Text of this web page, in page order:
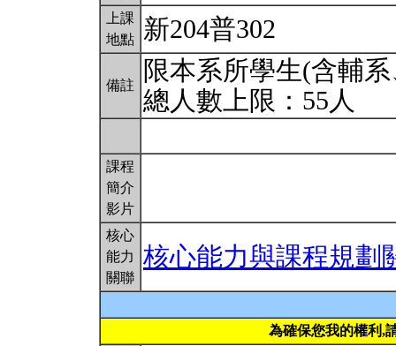
上課
地點
新204普302
備註
限本系所學生(含輔
總人數上限：55人
課程
簡介
影片
核心
能力
關聯
核心能力與課程規劃
為確保您我的權利,